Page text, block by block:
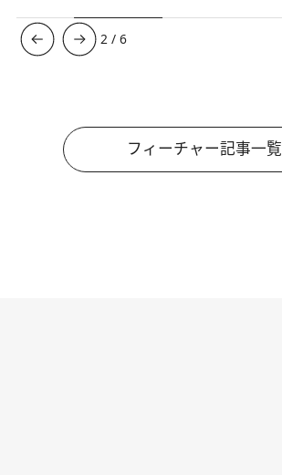
3 /6
フィーチャー記事一覧